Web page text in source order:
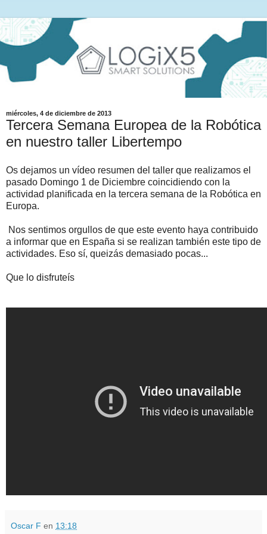
miércoles, 4 de diciembre de 2013
Tercera Semana Europea de la Robótica
en nuestro taller Libertempo
Os dejamos un vídeo resumen del taller que realizamos el
pasado Domingo 1 de Diciembre coincidiendo con la
actividad planificada en la tercera semana de la Robótica en
Europa.
Nos sentimos orgullos de que este evento haya contribuido
a informar que en España si se realizan también este tipo de
actividades. Eso sí, queizás demasiado pocas...
Que lo disfruteís
Oscar F en 13:18